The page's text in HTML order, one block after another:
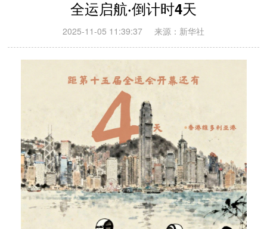
全运启航·倒计时4天
2025-11-05 11:39:37 来源：新华社